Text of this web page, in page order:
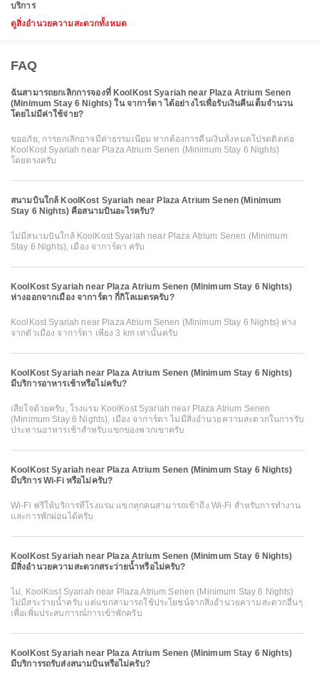
บริการ
ดูสิ่งอำนวยความสะดวกทั้งหมด
FAQ
ฉันสามารถยกเลิกการจองที่ KoolKost Syariah near Plaza Atrium Senen
(Minimum Stay 6 Nights) ใน จาการ์ตา ได้อย่างไรเพื่อรับเงินคืนเต็มจำนวน
โดยไม่มีค่าใช้จ่าย?
ขออภัย, การยกเลิกอาจมีค่าธรรมเนียม หากต้องการคืนเงินทั้งหมดโปรดติดต่อ
KoolKost Syariah near Plaza Atrium Senen (Minimum Stay 6 Nights)
โดยตรงครับ
สนามบินใกล้ KoolKost Syariah near Plaza Atrium Senen (Minimum
Stay 6 Nights) คือสนามบินอะไรครับ?
ไม่มีสนามบินใกล้ KoolKost Syariah near Plaza Atrium Senen (Minimum
Stay 6 Nights), เมือง จาการ์ตา ครับ
KoolKost Syariah near Plaza Atrium Senen (Minimum Stay 6 Nights)
ห่างออกจากเมือง จาการ์ตา กี่กิโลเมตรครับ?
KoolKost Syariah near Plaza Atrium Senen (Minimum Stay 6 Nights) ห่าง
จากตัวเมือง จาการ์ตา เพียง 3 km เท่านั้นครับ
KoolKost Syariah near Plaza Atrium Senen (Minimum Stay 6 Nights)
มีบริการอาหารเช้าหรือไม่ครับ?
เสียใจด้วยครับ, โรงแรม KoolKost Syariah near Plaza Atrium Senen
(Minimum Stay 6 Nights), เมือง จาการ์ตา ไม่มีสิ่งอำนวยความสะดวกในการรับ
ประทานอาหารเช้าสำหรับแขกของพวกเขาครับ
KoolKost Syariah near Plaza Atrium Senen (Minimum Stay 6 Nights)
มีบริการ Wi-Fi หรือไม่ครับ?
Wi-Fi ฟรีให้บริการที่โรงแรม แขกทุกคนสามารถเข้าถึง Wi-Fi สำหรับการทำงาน
และการพักผ่อนได้ครับ
KoolKost Syariah near Plaza Atrium Senen (Minimum Stay 6 Nights)
มีสิ่งอำนวยความสะดวกสระว่ายน้ำหรือไม่ครับ?
ไม่, KoolKost Syariah near Plaza Atrium Senen (Minimum Stay 6 Nights)
ไม่มีสระว่ายน้ำครับ แต่แขกสามารถใช้ประโยชน์จากสิ่งอำนวยความสะดวกอื่นๆ
เพื่อเพิ่มประสบการณ์การเข้าพักครับ
KoolKost Syariah near Plaza Atrium Senen (Minimum Stay 6 Nights)
มีบริการรถรับส่งสนามบินหรือไม่ครับ?